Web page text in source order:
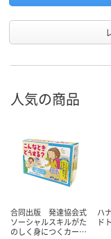
人気の商品
合同出版 発達協会式
ソーシャルスキルがた
のしく身につくカー…
ハ
ド